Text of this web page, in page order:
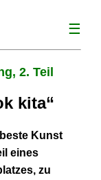
☰
2. Teil
kita“
Kunst
eines
zu